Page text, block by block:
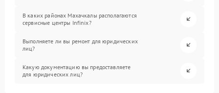
В каких районах Махачкалы располагаются
сервисные центры Infinix?
Выполняете ли вы ремонт для юридических
лиц?
Какую документацию вы предоставляете
для юридических лиц?